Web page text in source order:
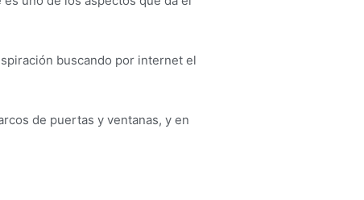
buscando por internet el
de puertas y ventanas, y en